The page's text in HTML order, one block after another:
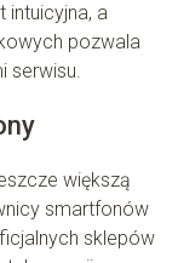
intuicyjna, a
pozwala
serwisu.
większą
smartfonów
sklepów